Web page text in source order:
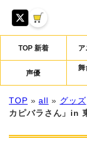
TOP 新着 ア
声優
舞
TOP »all » グッズ
カピバラさん」in